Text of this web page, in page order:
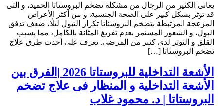
يعانى الكثير من الرجال من مشكلة تضخم البروستاتا الحميد، و التى
قد تؤثر بشكل كبير على الصحة الجنسية. و من أكثر الأعراض
المزعجة المرتبطة بتضخم البروستاتا تكرار التبول ليلًا، ضعف تدفق
البول، و الشعور المستمر بعدم تفريغ المثانة بالكامل، مما يسبب
القلق و التوتر لدى كثير من المرضى. تعرف على أحدث طرق علاج
تضخم البروستاتا […]
الأشعة التداخلية للبروستاتا 2026 |الفرق بين
الأشعة التداخلية و المنظار فى علاج تضخم
البروستاتا | د. محمود غلاب